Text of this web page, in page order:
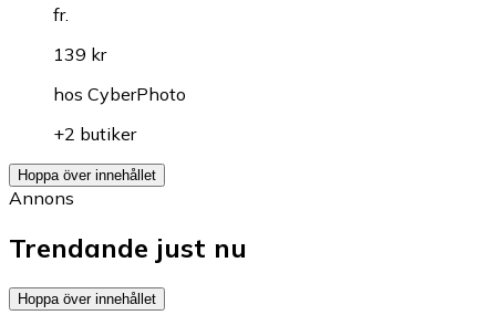
fr.
139 kr
hos CyberPhoto
+2 butiker
Hoppa över innehållet
Annons
Trendande just nu
Hoppa över innehållet